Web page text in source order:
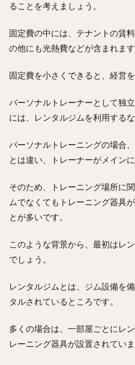
ることを考えましょう。
固定費の中には、テナントの賃
の他にも光熱費などが含まれます
固定費を小さくできると、経営
パーソナルトレーナーとして独
には、レンタルジムを利用する
パーソナルトレーニングの場合
とは違い、トレーナーがメインに
そのため、トレーニング場所に
ムでなくてもトレーニング器具
とが多いです。
このような背景から、最初はレ
でしょう。
レンタルジムとは、ジム設備を
タルされているところです。
多くの場合は、一部屋ごとにレ
レーニング器具が設置されていま